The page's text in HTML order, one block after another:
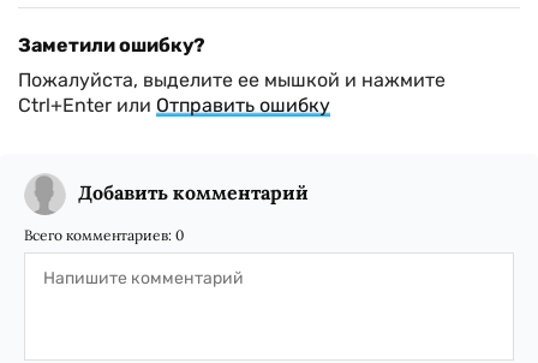
Заметили ошибку?
Пожалуйста, выделите ее мышкой и нажмите
Ctrl+Enter или Отправить ошибку
Добавить комментарий
Всего комментариев: 0